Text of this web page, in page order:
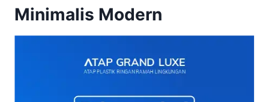
Minimalis Modern